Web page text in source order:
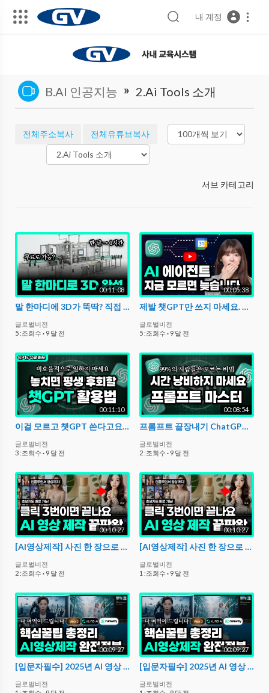
내 계정
B.AI 인공지능 » 2.Ai Tools 소개
전체주소복사 전체유튜브복사
서브 카테고리
00:11:08
말 한마디에 3D가 뚝딱? 직접 보고 충격받았습니다 | X concep AI
글로벌비전
5 :조회수 · 9 달 전
00:05:38
제발 챗GPT만 쓰지 마세요. AI 에이전트 핵심 총정리
글로벌비전
5 :조회수 · 9 달 전
00:11:10
이걸 모르고 챗GPT 쓴다고요? 상위 1%만 아는 충격적인 챗GPT 활용법 | GPTs 제작 + 수익화 방법
글로벌비전
3 :조회수 · 9 달 전
00:08:54
프롬프트 끝장내기 ChatGPT + NotebookLM으로 나만의 AI 비서 만들기 (2025 버전)
글로벌비전
2 :조회수 · 9 달 전
00:10:27
[AI영상제작] 사진 한 장으로 광고 영상 완성? 충격적인 AI 실전 튜토리얼 | 촬영❌ 편집❌
글로벌비전
2 :조회수 · 9 달 전
00:10:27
[AI영상제작] 사진 한 장으로 광고 영상 완성? 충격적인 AI 실전 튜토리얼 | 촬영❌ 편집❌
글로벌비전
1 :조회수 · 9 달 전
00:09:27
[입문자필수] 2025년 AI 영상 제작 실전가이드 | Veo 3 vs Kling AI vs Runway 비교분석! (지금 안 보면 손해입니다)
글로벌비전
00:09:27
[입문자필수] 2025년 AI 영상 제작 실전가이드 | Veo 3 vs Kling AI vs Runway 비교분석! (지금 안 보면 손해입니다)
글로벌비전